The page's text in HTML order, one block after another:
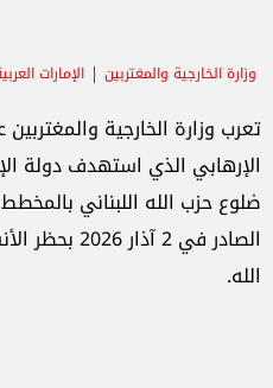
وزارة الخارجية والمغتربين الإمارات
تعرب وزارة الخارجية
الإرهابي الذي استهدف دولة
ضلوع حزب الله اللبناني
الصادر في 2
الله.